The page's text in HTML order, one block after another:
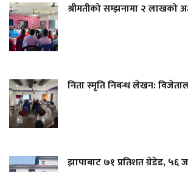
श्रीमतीको सम्झनामा २ लाखको
निता स्मृति निबन्ध लेखन:
झापाबाट ७१ प्रतिशत ग्रेडेड, ५६